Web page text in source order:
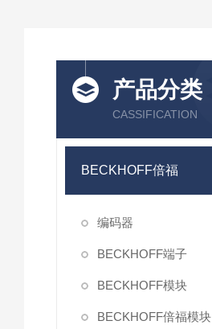
产品分类
CASSIFICATION
BECKHOFF倍福
编码器
BECKHOFF端子
BECKHOFF模块
BECKHOFF倍福模块